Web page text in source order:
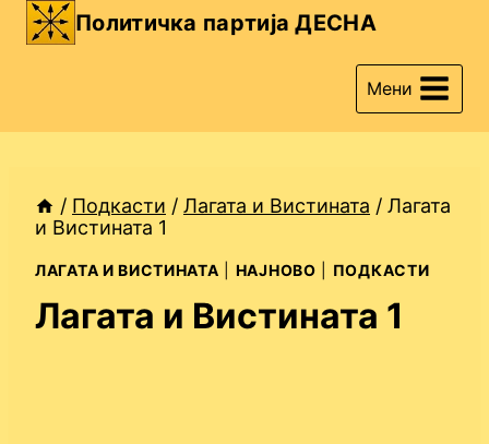
Skip
Политичка партија ДЕСНА
Мени
/ Подкасти / Лагата и Вистината / Лагата
и Вистината 1
ЛАГАТА И ВИСТИНАТА НАЈНОВО ПОДКАСТИ
Лагата и Вистината 1